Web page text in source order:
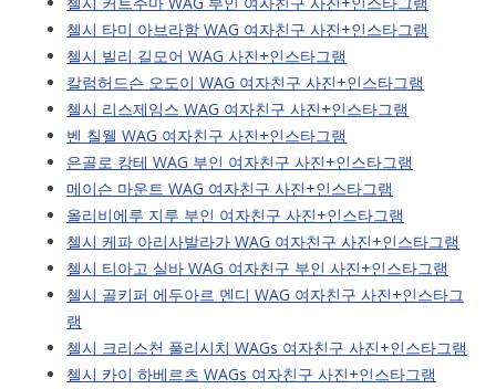
첼시 타미 아브라함 WAG 여자친구 사진+인스타그램
첼시 빌리 길모어 WAG 사진+인스타그램
칼럼허드슨 오도이 WAG 여자친구 사진+인스타그램
첼시 리스제임스 WAG 여자친구 사진+인스타그램
벤 칠웰 WAG 여자친구 사진+인스타그램
은골로 캉테 WAG 부인 여자친구 사진+인스타그램
메이슨 마운트 WAG 여자친구 사진+인스타그램
올리비에루 지루 부인 여자친구 사진+인스타그램
첼시 케파 아리사발라가 WAG 여자친구 사진+인스타그램
첼시 티아고 실바 WAG 여자친구 부인 사진+인스타그램
첼시 골키퍼 에두아르 멘디 WAG 여자친구 사진+인스타그
램
첼시 크리스천 풀리시치 WAGs 여자친구 사진+인스타그램
첼시 카이 하베르츠 WAGs 여자친구 사진+인스타그램